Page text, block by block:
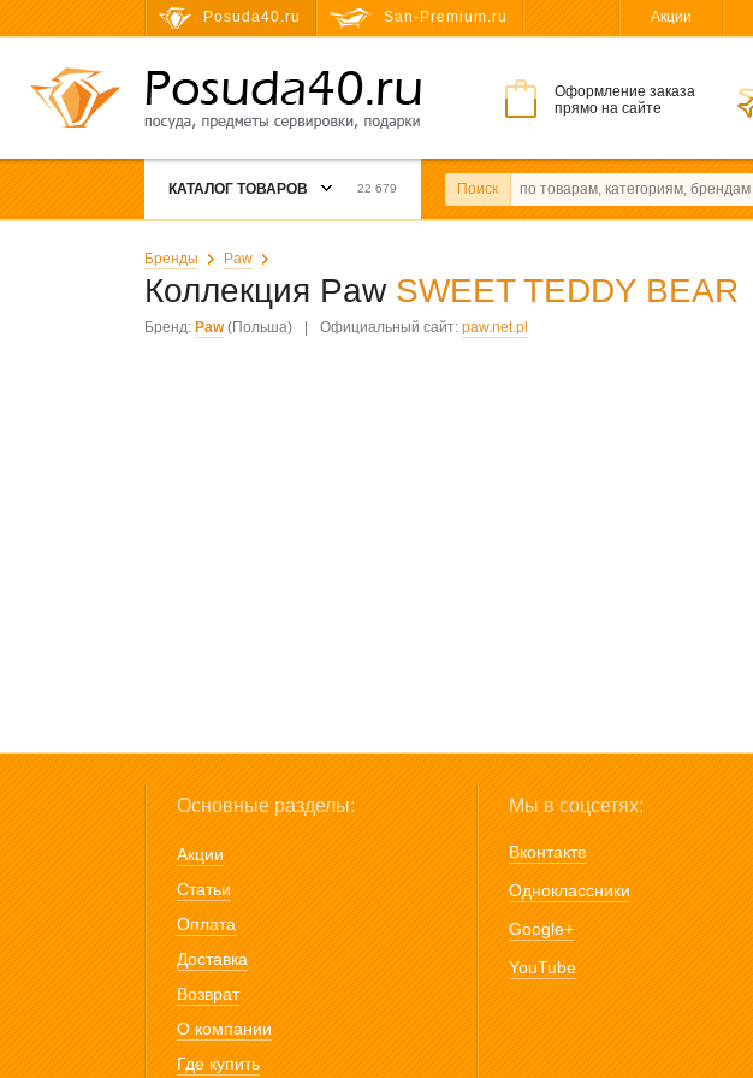
Posuda40.ru San-Premium.ru Акции
Оформление заказа
прямо на сайте
КАТАЛОГ ТОВАРОВ 22 679 Поиск
Бренды Paw
Коллекция Paw SWEET TEDDY BEAR
Бренд: Paw(Польша) Официальный сайт: paw.net.pl
Основные разделы:
Акции
Статьи
Оплата
Доставка
Возврат
О компании
Где купить
Мы в соцсетях:
Вконтакте
Одноклассники
Google+
YouTube